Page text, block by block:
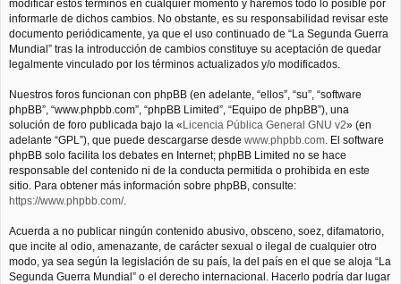
modificar estos términos en cualquier momento y haremos todo lo posible por
informarle de dichos cambios. No obstante, es su responsabilidad revisar este
documento periódicamente, ya que el uso continuado de “La Segunda Guerra
Mundial” tras la introducción de cambios constituye su aceptación de quedar
legalmente vinculado por los términos actualizados y/o modificados.
Nuestros foros funcionan con phpBB (en adelante, “ellos”, “su”, “software
phpBB”, “www.phpbb.com”, “phpBB Limited”, “Equipo de phpBB”), una
solución de foro publicada bajo la «Licencia Pública General GNU v2» (en
adelante “GPL”), que puede descargarse desde www.phpbb.com. El software
phpBB solo facilita los debates en Internet; phpBB Limited no se hace
responsable del contenido ni de la conducta permitida o prohibida en este
sitio. Para obtener más información sobre phpBB, consulte:
https://www.phpbb.com/.
Acuerda a no publicar ningún contenido abusivo, obsceno, soez, difamatorio,
que incite al odio, amenazante, de carácter sexual o ilegal de cualquier otro
modo, ya sea según la legislación de su país, la del país en el que se aloja “La
Segunda Guerra Mundial” o el derecho internacional. Hacerlo podría dar lugar